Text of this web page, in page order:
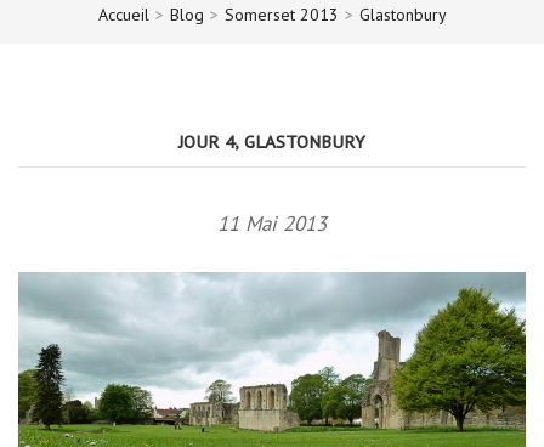
Accueil > Blog > Somerset 2013 > Glastonbury
JOUR 4, GLASTONBURY
11 Mai 2013